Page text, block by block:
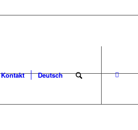
Kontakt Deutsch